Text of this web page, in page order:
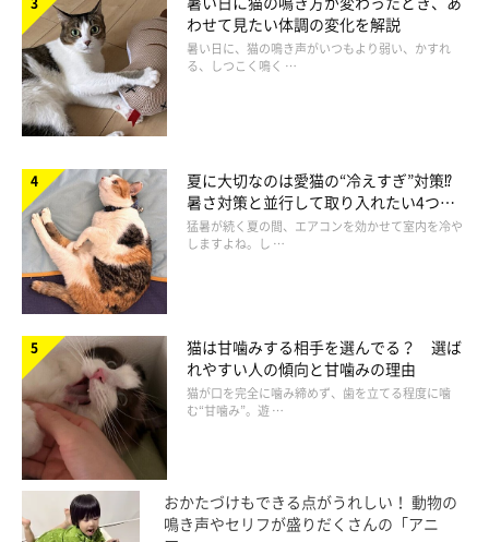
ーツ
わせて見たい体調の変化を解説
暑い日に、猫の鳴き声がいつもより弱い、かすれ
る、しつこく鳴く …
夏に大切なのは愛猫の“冷えすぎ”対策⁉
暑さ対策と並行して取り入れたい4つの
工夫
猛暑が続く夏の間、エアコンを効かせて室内を冷や
しますよね。し …
猫は甘噛みする相手を選んでる？ 選ば
れやすい人の傾向と甘噛みの理由
猫が口を完全に噛み締めず、歯を立てる程度に噛
む“甘噛み”。遊 …
おかたづけもできる点がうれしい！ 動物の
鳴き声やセリフが盛りだくさんの「アニ